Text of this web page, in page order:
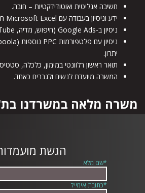
חשיבה אנליטית ואוטודידקטיות – חובה.
ידע וניסיון בעבודה עם Microsoft Excel חובה.
ניסיון ב-Google Ads (חיפוש, מדיה, YouTube) – יתרון.
יתרון.
תואר ראשון רלוונטי במימון, כלכלה,
המשרה מיועדת לנשים ולגברים כאחד.
משרה מלאה במשרדנו
הגשת
*שם מלא
*כתובת אימייל